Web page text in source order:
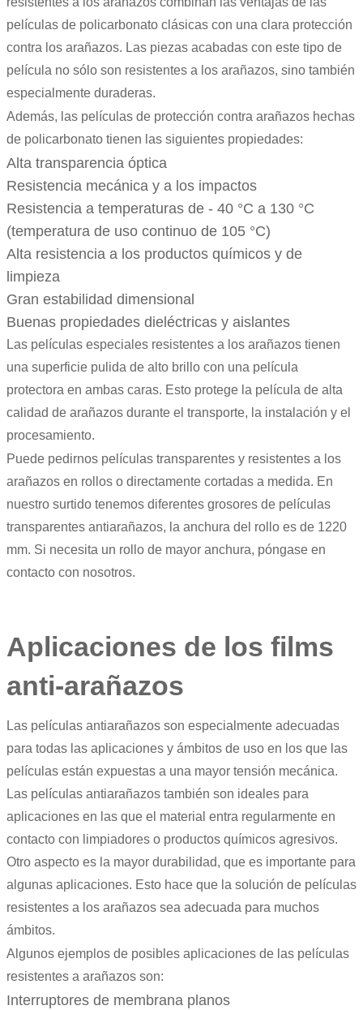
películas de policarbonato clásicas con una clara protección
contra los arañazos. Las piezas acabadas con este tipo de
película no sólo son resistentes a los arañazos, sino también
especialmente duraderas.
Además, las películas de protección contra arañazos hechas
de policarbonato tienen las siguientes propiedades:
Alta transparencia óptica
Resistencia mecánica y a los impactos
Resistencia a temperaturas de - 40 °C a 130 °C
(temperatura de uso continuo de 105 °C)
Alta resistencia a los productos químicos y de
limpieza
Gran estabilidad dimensional
Buenas propiedades dieléctricas y aislantes
Las películas especiales resistentes a los arañazos tienen
una superficie pulida de alto brillo con una película
protectora en ambas caras. Esto protege la película de alta
calidad de arañazos durante el transporte, la instalación y el
procesamiento.
Puede pedirnos películas transparentes y resistentes a los
arañazos en rollos o directamente cortadas a medida. En
nuestro surtido tenemos diferentes grosores de películas
transparentes antiarañazos, la anchura del rollo es de 1220
mm. Si necesita un rollo de mayor anchura, póngase en
contacto con nosotros.
Aplicaciones de los films
anti-arañazos
Las películas antiarañazos son especialmente adecuadas
para todas las aplicaciones y ámbitos de uso en los que las
películas están expuestas a una mayor tensión mecánica.
Las películas antiarañazos también son ideales para
aplicaciones en las que el material entra regularmente en
contacto con limpiadores o productos químicos agresivos.
Otro aspecto es la mayor durabilidad, que es importante para
algunas aplicaciones. Esto hace que la solución de películas
resistentes a los arañazos sea adecuada para muchos
ámbitos.
Algunos ejemplos de posibles aplicaciones de las películas
resistentes a arañazos son:
Interruptores de membrana planos